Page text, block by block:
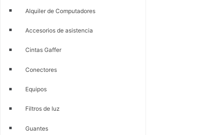
Alquiler de Computadores
Accesorios de asistencia
Cintas Gaffer
Conectores
Equipos
Filtros de luz
Guantes